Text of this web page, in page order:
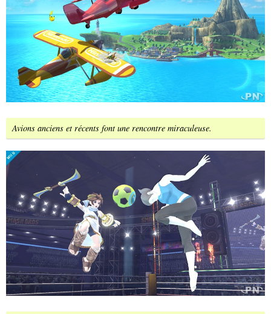
Avions anciens et récents font une rencontre miraculeuse.